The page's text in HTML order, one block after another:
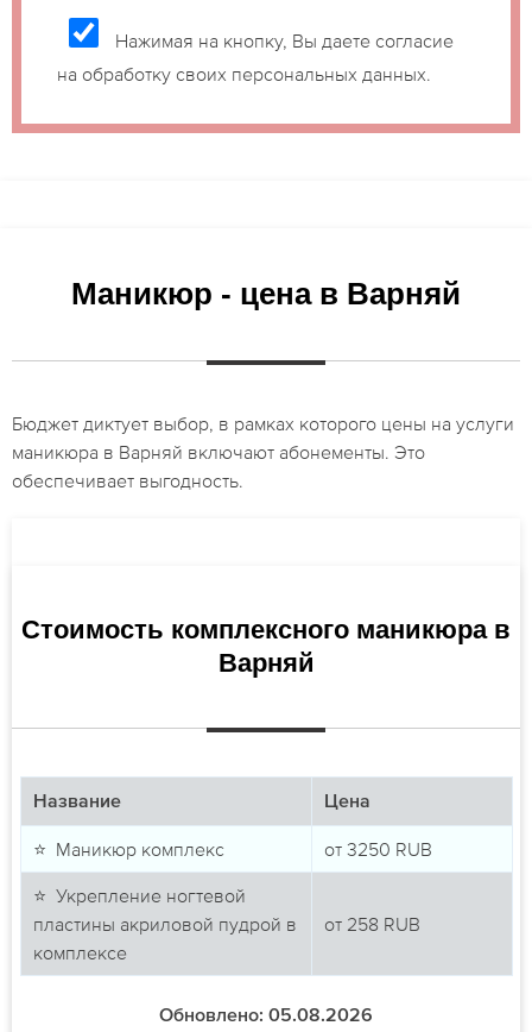
Нажимая на кнопку, Вы даете согласие
на обработку своих персональных данных.
Маникюр - цена в Варняй
Бюджет диктует выбор, в рамках которого цены на услуги
маникюра в Варняй включают абонементы. Это
обеспечивает выгодность.
Стоимость комплексного маникюра в
Варняй
Название Цена
⭐ Маникюр комплекс от 3250 RUB
⭐ Укрепление ногтевой
пластины акриловой пудрой в
комплексе
от 258 RUB
Обновлено: 05.08.2026